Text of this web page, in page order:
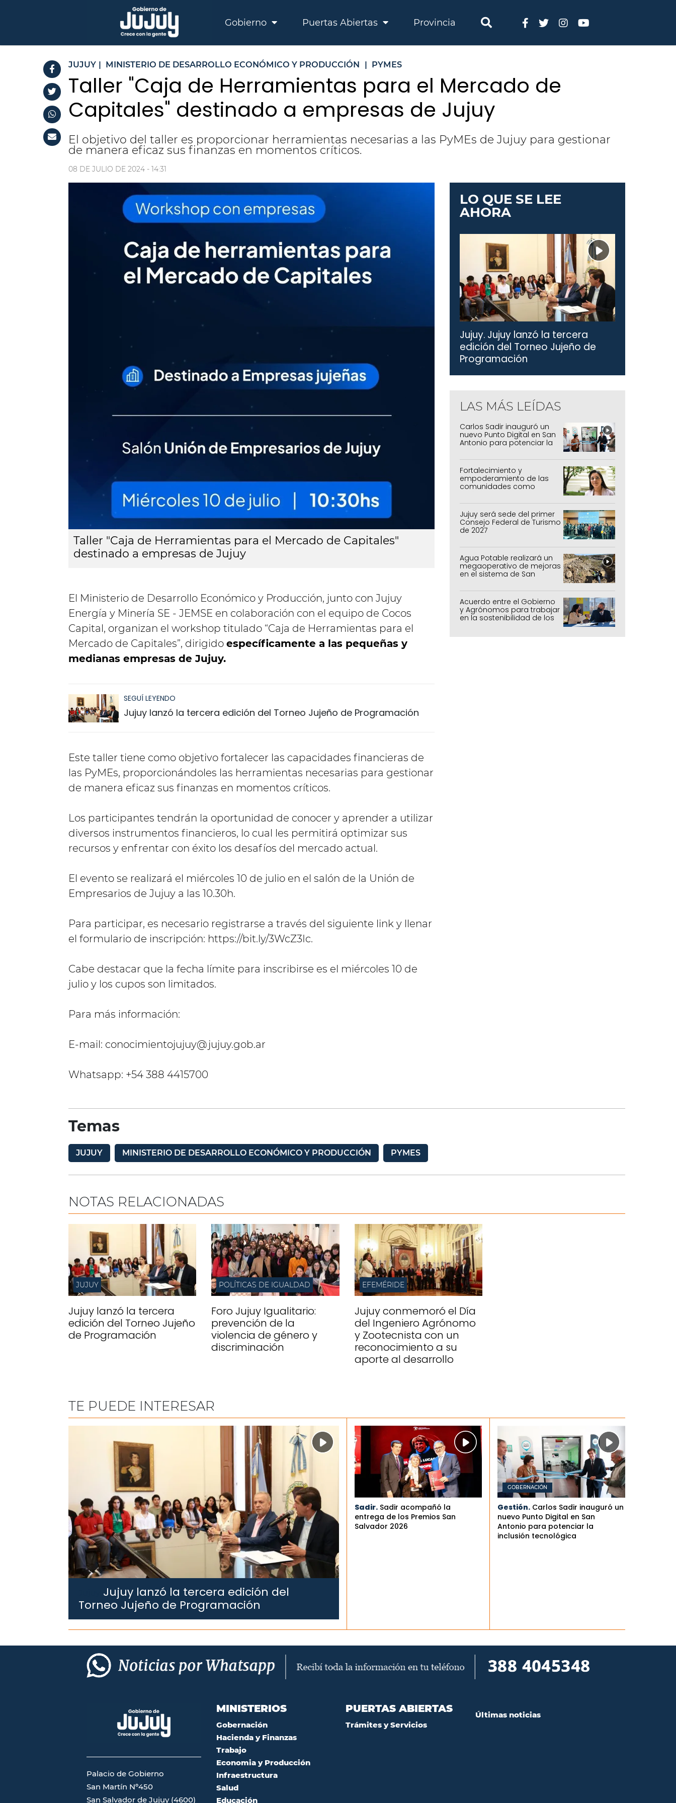
Gobierno Puertas Abiertas Provincia
JUJUY | MINISTERIO DE DESARROLLO ECONÓMICO Y PRODUCCIÓN | PYMES
Taller "Caja de Herramientas para el Mercado de
Capitales" destinado a empresas de Jujuy
El objetivo del taller es proporcionar herramientas necesarias a las PyMEs de Jujuy para gestionar
de manera eficaz sus finanzas en momentos críticos.
08 DE JULIO DE 2024 - 14:31
Taller "Caja de Herramientas para el Mercado de Capitales"
destinado a empresas de Jujuy
El Ministerio de Desarrollo Económico y Producción, junto con Jujuy
Energía y Minería SE - JEMSE en colaboración con el equipo de Cocos
Capital, organizan el workshop titulado “Caja de Herramientas para el
Mercado de Capitales”, dirigido específicamente a las pequeñas y
medianas empresas de Jujuy.
SEGUÍ LEYENDO
Jujuy lanzó la tercera edición del Torneo Jujeño de Programación
Este taller tiene como objetivo fortalecer las capacidades financieras de
las PyMEs, proporcionándoles las herramientas necesarias para gestionar
de manera eficaz sus finanzas en momentos críticos.
Los participantes tendrán la oportunidad de conocer y aprender a utilizar
diversos instrumentos financieros, lo cual les permitirá optimizar sus
recursos y enfrentar con éxito los desafíos del mercado actual.
El evento se realizará el miércoles 10 de julio en el salón de la Unión de
Empresarios de Jujuy a las 10.30h.
Para participar, es necesario registrarse a través del siguiente link y llenar
el formulario de inscripción: https://bit.ly/3WcZ3Ic.
Cabe destacar que la fecha límite para inscribirse es el miércoles 10 de
julio y los cupos son limitados.
Para más información:
E-mail: conocimientojujuy@jujuy.gob.ar
Whatsapp: +54 388 4415700
LO QUE SE LEE
AHORA
Jujuy. Jujuy lanzó la tercera
edición del Torneo Jujeño de
Programación
LAS MÁS LEÍDAS
Carlos Sadir inauguró un
nuevo Punto Digital en San
Antonio para potenciar la
inclusión tecnológica
Fortalecimiento y
empoderamiento de las
comunidades como
Jujuy será sede del primer
Consejo Federal de Turismo
de 2027
Agua Potable realizará un
megaoperativo de mejoras
en el sistema de San
Acuerdo entre el Gobierno
y Agrónomos para trabajar
en la sostenibilidad de los
Temas
JUJUY MINISTERIO DE DESARROLLO ECONÓMICO Y PRODUCCIÓN PYMES
NOTAS RELACIONADAS
JUJUY
Jujuy lanzó la tercera
edición del Torneo Jujeño
de Programación
POLÍTICAS DE IGUALDAD
Foro Jujuy Igualitario:
prevención de la
violencia de género y
discriminación
EFEMÉRIDE
Jujuy conmemoró el Día
del Ingeniero Agrónomo
y Zootecnista con un
reconocimiento a su
aporte al desarrollo
TE PUEDE INTERESAR
Jujuy lanzó la tercera edición del
Torneo Jujeño de Programación
Sadir. Sadir acompañó la
entrega de los Premios San
Salvador 2026
GOBERNACIÓN
Gestión. Carlos Sadir inauguró un
nuevo Punto Digital en San
Antonio para potenciar la
inclusión tecnológica
Palacio de Gobierno
San Martín Nº450
San Salvador de Jujuy (4600)
MINISTERIOS
Gobernación
Hacienda y Finanzas
Trabajo
Economia y Producción
Infraestructura
Salud
Educación
PUERTAS ABIERTAS
Trámites y Servicios
Últimas noticias